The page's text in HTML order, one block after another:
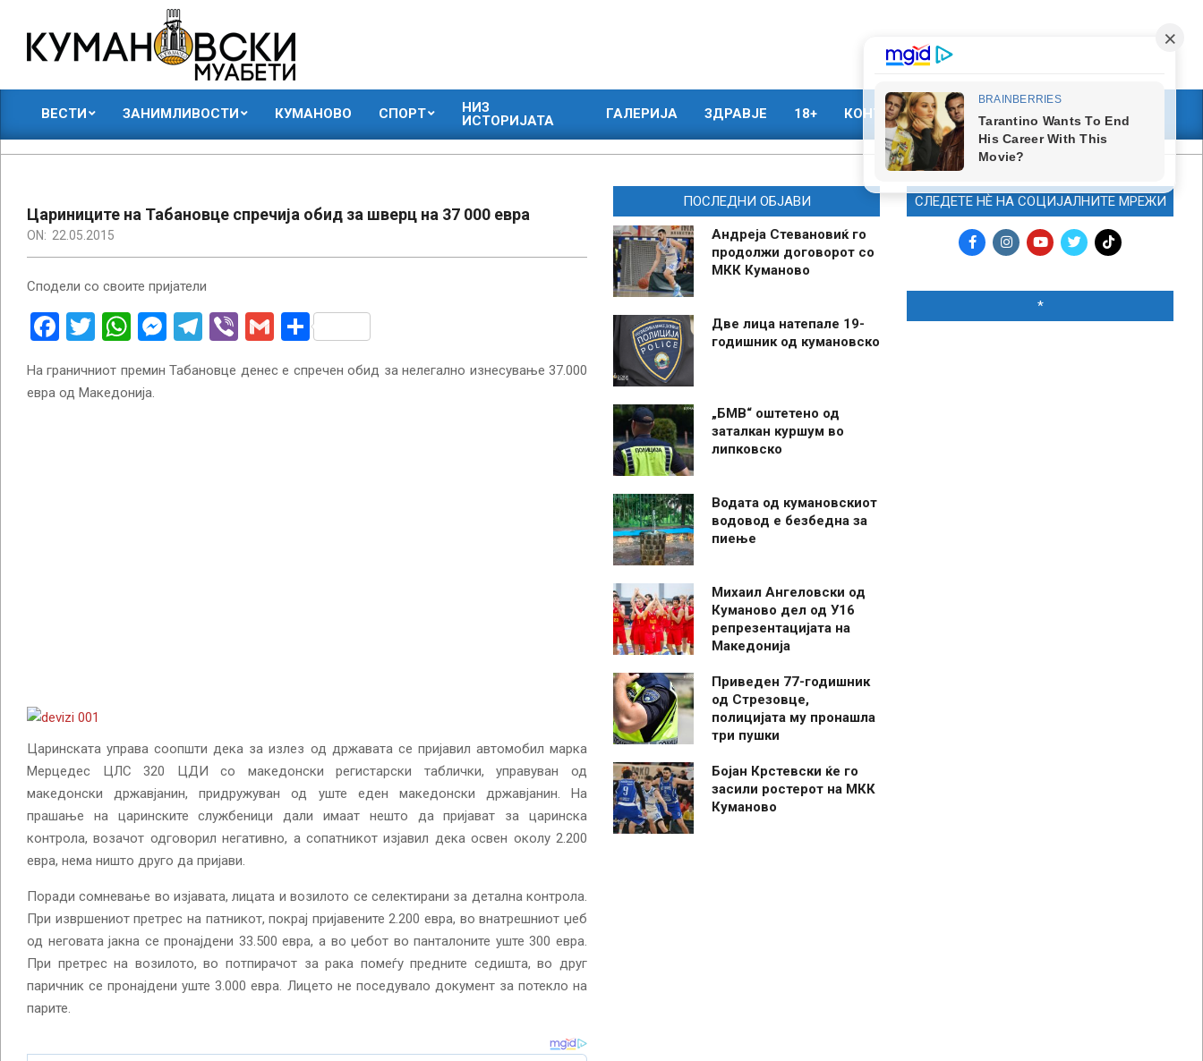
content
КУМАНОВСКИ
МУАБЕТИ
ВЕСТИ ЗАНИМЛИВОСТИ КУМАНОВО СПОРТ
НИЗ
ИСТОРИЈАТА
ГАЛЕРИЈА ЗДРАВЈЕ 18+ КОНТАКТ МАРКЕТИНГ
Цариниците на Табановце спречија обид за шверц на 37 000 евра
ON: 22.05.2015
Сподели со своите пријатели
Facebook
Twitter
WhatsApp
Messenger
Telegram
ViberGmailShare
На граничниот премин Табановце денес е спречен обид за нелегално изнесување 37.000
евра од Македонија.
Царинската управа соопшти дека за излез од државата се пријавил автомобил марка
Мерцедес ЦЛС 320 ЦДИ со македонски регистарски таблички, управуван од
македонски државјанин, придружуван од уште еден македонски државјанин. На
прашање на царинските службеници дали имаат нешто да пријават за царинска
контрола, возачот одговорил негативно, а сопатникот изјавил дека освен околу 2.200
евра, нема ништо друго да пријави.
Поради сомневање во изјавата, лицата и возилото се селектирани за детална контрола.
При извршениот претрес на патникот, покрај пријавените 2.200 евра, во внатрешниот џеб
од неговата јакна се пронајдени 33.500 евра, а во џебот во панталоните уште 300 евра.
При претрес на возилото, во потпирачот за рака помеѓу предните седишта, во друг
паричник се пронајдени уште 3.000 евра. Лицето не поседувало документ за потекло на
парите.
ПОСЛЕДНИ ОБЈАВИ
Андреја Стевановиќ го
продолжи договорот со
МКК Куманово
Две лица натепале 19-
годишник од кумановско
„БМВ“ оштетено од
заталкан куршум во
липковско
Водата од кумановскиот
водовод е безбедна за
пиење
Михаил Ангеловски од
Куманово дел од У16
репрезентацијата на
Македонија
Приведен 77-годишник
од Стрезовце,
полицијата му пронашла
три пушки
Бојан Крстевски ќе го
засили ростерот на МКК
Куманово
СЛЕДЕТЕ НЀ НА СОЦИЈАЛНИТЕ МРЕЖИ
*